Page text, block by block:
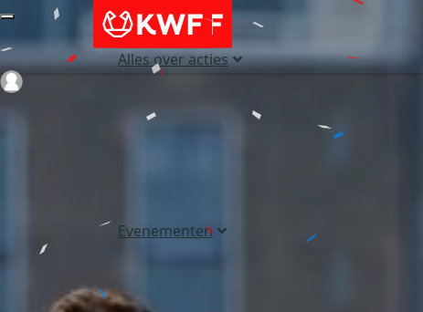
Alles over acties
Evenementen